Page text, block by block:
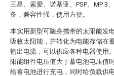
三星、索爱、诺基亚、PSP、MP 3
备，兼容性强，使用方便。
本实用新型可随身携带的太阳能发
吸收太阳能，并转化为电能存储在
输出电流，可以供应各种电器使用
阳能组件电压值大于蓄电池电压值
给蓄电池进行充电，同时给负载供